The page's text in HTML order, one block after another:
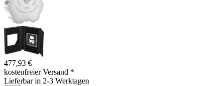
477,93 €
kostenfreier Versand *
Lieferbar in 2-3 Werktagen